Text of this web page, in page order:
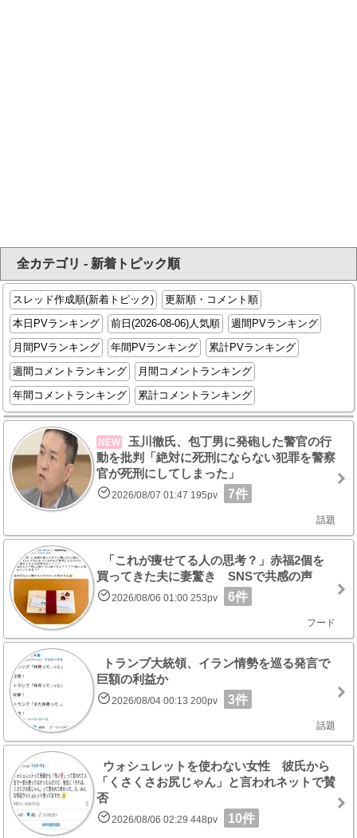
全カテゴリ - 新着トピック順
スレッド作成順(新着トピック)
更新順・コメント順
本日PVランキング
前日(2026-08-06)人気順
週間PVランキング
月間PVランキング
年間PVランキング
累計PVランキング
週間コメントランキング
月間コメントランキング
年間コメントランキング
累計コメントランキング
NEW
玉川徹氏、包丁男に発砲した警官の行
動を批判「絶対に死刑にならない犯罪を警察
官が死刑にしてしまった」
2026/08/07 01:47 195pv 7件
話題
「これが痩せてる人の思考？」赤福2個を
買ってきた夫に妻驚き SNSで共感の声
2026/08/06 01:00 253pv 6件
フード
トランプ大統領、イラン情勢を巡る発言で
巨額の利益か
2026/08/04 00:13 200pv 3件
話題
ウォシュレットを使わない女性 彼氏から
「くさくさお尻じゃん」と言われネットで賛
否
2026/08/06 02:29 448pv 10件